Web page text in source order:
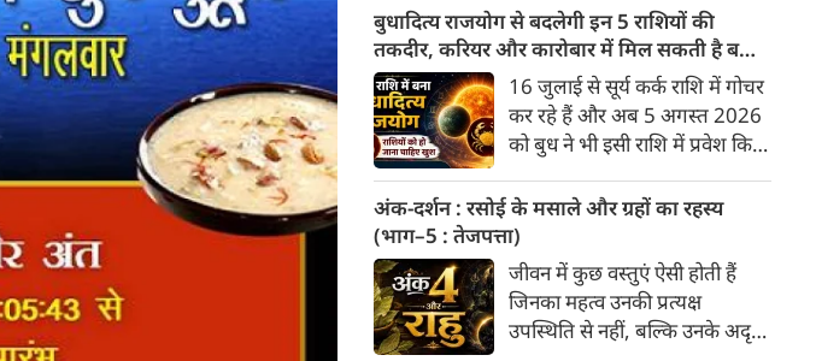
लेने वाले हैं? ज्योतिष और पंचांग के
अनुसार, किसी भी शुभ कार्य को सही
मुहूर्त में करने से सफलता की
संभावना बढ़ जाती है। 'वेबदुनिया'
आपके लिए लेकर आया है 07
अगस्‍त, 2026 का विशेष पंचांग और
शुभ-अशुभ मुहूर्त।
बुधादित्य राजयोग से बदलेगी इन 5 राशियों की
तकदीर, करियर और कारोबार में मिल सकती है बड़ी
सफलता
16 जुलाई से सूर्य कर्क राशि में गोचर
कर रहे हैं और अब 5 अगस्त 2026
को बुध ने भी इसी राशि में प्रवेश किया
युति से बुधादित्य राजयोग बनता है।
कर्क राशि में बुधादित्य राजयोग बनने
से मुख्य रूप से इन 5 राशियों के लिए
अत्यंत शुभ और लाभदायक समय की
शुरुआत होती है। मेष, मिथुन, कर्क,
कन्या और तुला।
अंक-दर्शन : रसोई के मसाले और ग्रहों का रहस्य
(भाग–5 : तेजपत्ता)
जीवन में कुछ वस्तुएं ऐसी होती हैं
जिनका महत्व उनकी प्रत्यक्ष
उपस्थिति से नहीं, बल्कि उनके अदृश्य